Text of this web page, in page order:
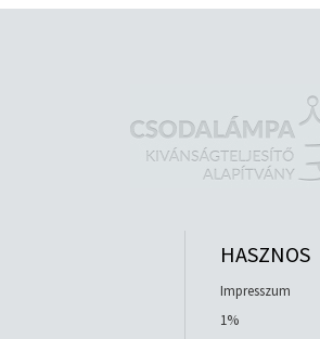
HASZNOS
Impresszum
1%